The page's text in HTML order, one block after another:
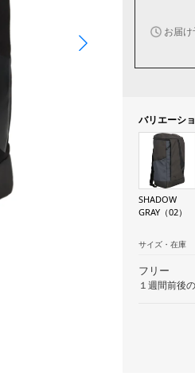
お届け
バリエーシ
SHADOW
GRAY（02）
サイズ・在庫
フリー
１週間前後